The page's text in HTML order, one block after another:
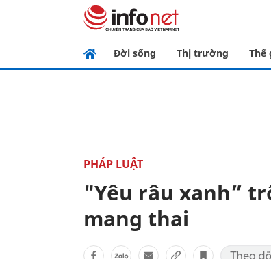
Đời sống Thị trường Thế
PHÁP LUẬT
"Yêu râu xanh”
mang thai